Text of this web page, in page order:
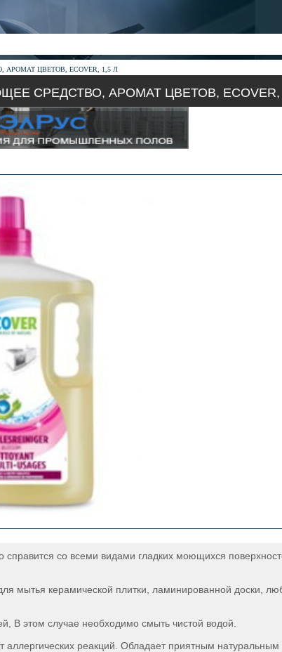
ЦВЕТОВ, ECOVER, 1,5 Л
СРЕДСТВО, АРОМАТ ЦВЕТОВ, ECOVER,
со всеми видами гладких моющихся
мытья керамической плитки, ламинированной доски,
В этом случае необходимо смыть чистой водой.
реакций. Обладает приятным